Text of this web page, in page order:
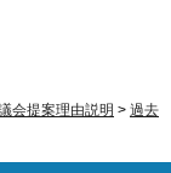
会提案理由説明 > 過去